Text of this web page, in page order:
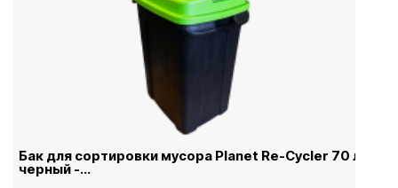
Бак для сортировки мусора Planet Re-Cycler 70 л
черный -...